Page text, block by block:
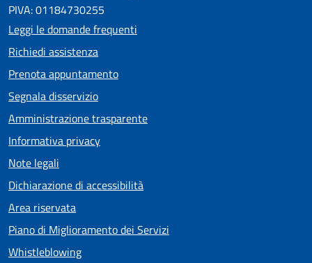
PIVA: 01184730255
Leggi le domande frequenti
Richiedi assistenza
Prenota appuntamento
Segnala disservizio
Amministrazione trasparente
Informativa privacy
Note legali
Dichiarazione di accessibilità
Area riservata
Piano di Miglioramento dei Servizi
Whistleblowing